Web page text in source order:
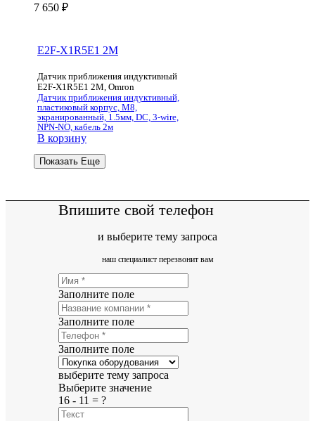
7 650 ₽
E2F-X1R5E1 2M
Датчик приближения индуктивный
E2F-X1R5E1 2M, Omron
Датчик приближения индуктивный,
пластиковый корпус, M8,
экранированный, 1.5мм, DC, 3-wire,
NPN-NO, кабель 2м
В корзину
Показать Еще
Впишите свой телефон
и выберите тему запроса
наш специалист перезвонит вам
Заполните поле
Заполните поле
Заполните поле
выберите тему запроса
Выберите значение
16 - 11 = ?